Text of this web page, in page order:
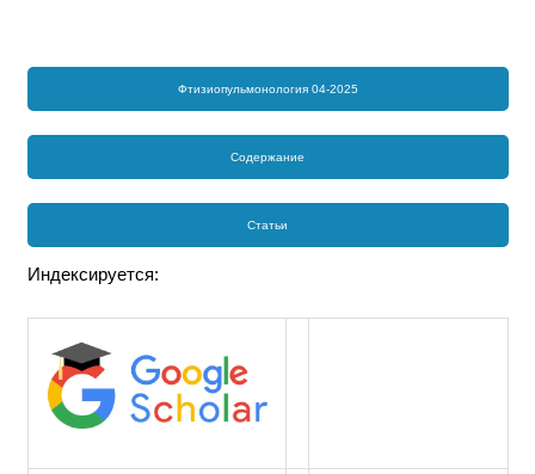
Фтизиопульмонология 04-2025
Содержание
Статьи
Индексируется: